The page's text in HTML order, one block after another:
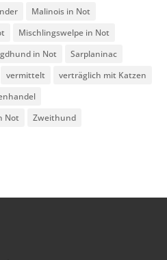
Malinois in Not
Mischlingswelpe in Not
in Not
Sarplaninac
vermittelt
verträglich mit Katzen
Not
Zweithund